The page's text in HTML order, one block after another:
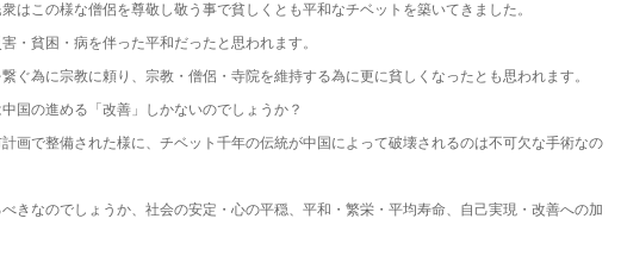
はこの様な僧侶を尊敬し敬う事で貧しくとも平和なチベットを築いてきました。
・貧困・病を伴った平和だったと思われます。
ぐ為に宗教に頼り、宗教・僧侶・寺院を維持する為に更に貧しくなったとも思われます。
国の進める「改善」しかないのでしょうか？
画で整備された様に、チベット千年の伝統が中国によって破壊されるのは不可欠な手術なの
きなのでしょうか、社会の安定・心の平穏、平和・繁栄・平均寿命、自己実現・改善への加